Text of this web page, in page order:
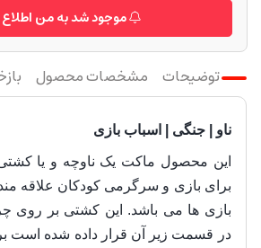
موجود شد به من اطلاع
توضیحات مشخصات محصول
ناو | جنگی | اسباب بازی
این محصول ماکت یک ناوچه و یا
برای بازی و سرگرمی کودکان علاقه
بازی ها می باشد. این کشتی بر روی
در قسمت زیر آن قرار داده شده است